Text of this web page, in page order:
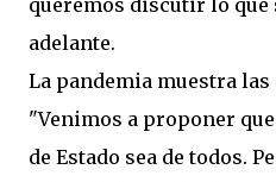
queremos discutir lo que
adelante.
La pandemia muestra las
"Venimos a proponer
de Estado sea de todos.